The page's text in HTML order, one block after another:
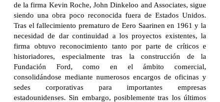
de la firma Kevin Roche, John Dinkeloo and Associates, sigue
siendo una obra poco reconocida fuera de Estados Unidos.
Tras el fallecimiento prematuro de Eero Saarinen en 1961 y la
necesidad de dar continuidad a los proyectos existentes, la
firma obtuvo reconocimiento tanto por parte de críticos e
historiadores, especialmente tras la construcción de la
Fundación Ford, como en el ámbito comercial,
consolidándose mediante numerosos encargos de oficinas y
sedes corporativas para importantes empresas
estadounidenses. Sin embargo, posiblemente tras los últimos